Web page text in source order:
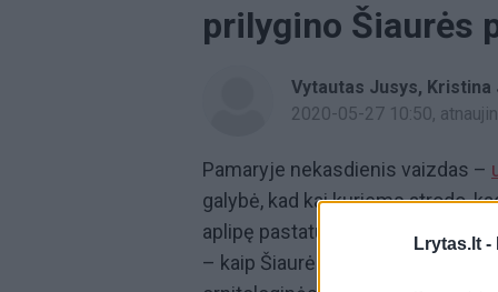
Lrytas.lt -
prilygino Šiaurės
Vytautas Jusys, Kristina
2020-05-27 10:50,
Pamaryje nekasdienis vaizdas –
galybė, kad kai kuriems atrodo,
aplipę pastatus, o įlipti į
– kaip Šiaurės pašvaistė“, –